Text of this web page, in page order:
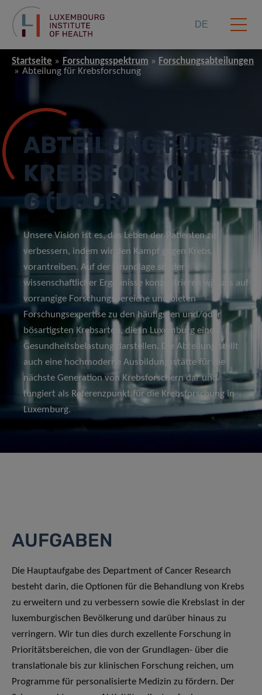
DE
Startseite Forschungsspektrum
Forschungsabteilungen
Abteilung für Krebsforschung
ABTEILUNG FÜR
KREBSFORSCHUN
G (DOCR)
Unsere Vision ist es, das Leben der Patienten zu
verbessern, indem wir den Kampf gegen Krebs
vorantreiben. Auf der Grundlage solider
wissenschaftlicher Ergebnisse konzentrieren wir uns auf
vorrangige Forschungsbereiche und bieten
Forschungsexpertise zu den häufigsten und/oder
bösartigsten Krebsarten, die in Luxemburg eine
Gesundheitsbelastung darstellen. Die Abteilung stellt
auch eine hochmoderne Ausbildungsstätte für die
nächste Generation von Krebsforschern dar und
fungiert als Referenzpunkt für die Krebsforschung in
Luxemburg.
AUFGABEN
Die Hauptaufgabe des Department of Cancer Research
besteht darin, die Optionen für die Behandlung von Krebs
zu erweitern und zu verbessern sowie die Krebslast in der
luxemburgischen Bevölkerung und darüber hinaus zu
verringern. Wir tun dies durch exzellente Forschung in
Prioritätsbereichen, die von der Grundlagen- über die
translationale bis zur klinischen Forschung reichen, um
Programme für personalisierte Medizin zu fördern. Der